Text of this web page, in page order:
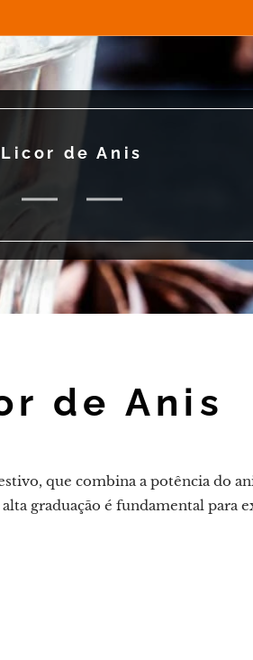
Licor de Anis
de Anis
que combina a potência do
graduação é fundamental para